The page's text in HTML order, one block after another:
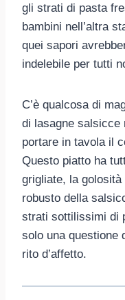
gli strati di pasta
bambini nell’altra
quei sapori
indelebile per tutti
C’è qualcosa di
di lasagne salsicce
portare in tavola il
Questo piatto ha
grigliate, la
robusto della
strati sottilissimi di
solo una
rito d’affetto.